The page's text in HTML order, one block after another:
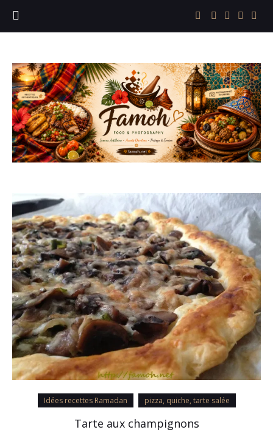
Idées recettes Ramadan pizza, quiche, tarte salée
Tarte aux champignons